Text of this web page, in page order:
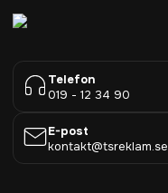
Telefon
019 - 12 34 90
E-post
kontakt@tsreklam.se